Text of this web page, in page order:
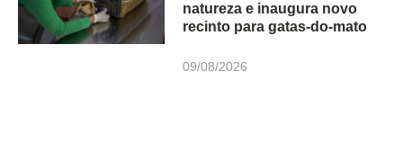
natureza e inaugura novo
recinto para gatas-do-mato
09/08/2026